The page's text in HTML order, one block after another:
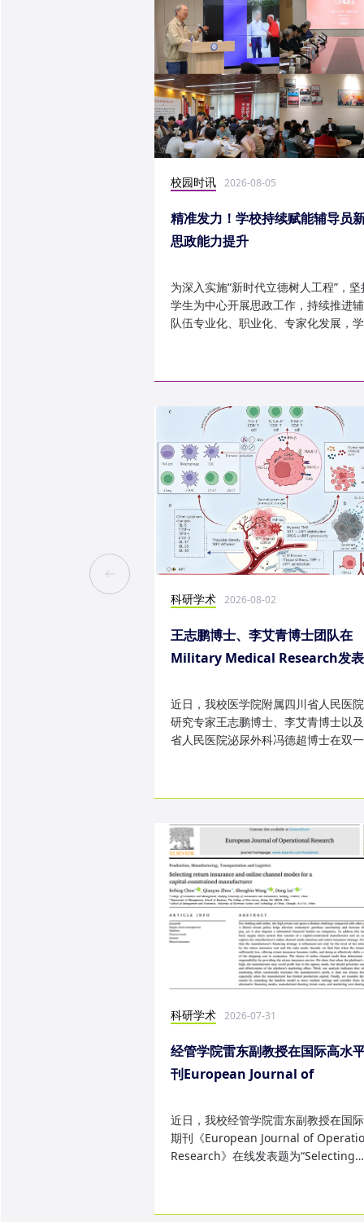
校园时讯 2026-08-05
精准发力！学校持续赋能辅导员
思政能力提升
为深入实施“新时代立德树人工程”，
学生为中心开展思政工作，持续推进
队伍专业化、职业化、专家化发展，
科研学术 2026-08-02
王志鹏博士、李艾青博士团队在
Military Medical Research发
近日，我校医学院附属四川省人民医
研究专家王志鹏博士、李艾青博士以
省人民医院泌尿外科冯德超博士在双
科研学术 2026-07-31
经管学院雷东副教授在国际高水
刊European Journal of
果
近日，我校经管学院雷东副教授在国
期刊《European Journal of
Research》在线发表题为“Selecting